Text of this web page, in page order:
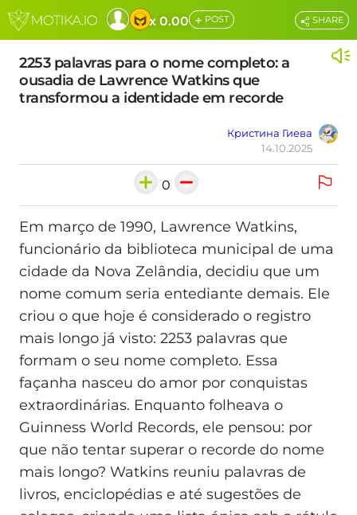
x 0.00 + POST
2253 palavras para o nome completo: a
ousadia de Lawrence Watkins que
transformou a identidade em recorde
Кристина Гиева
14.10.2025
SHARE
0
Em março de 1990, Lawrence Watkins,
funcionário da biblioteca municipal de uma
cidade da Nova Zelândia, decidiu que um
nome comum seria entediante demais. Ele
criou o que hoje é considerado o registro
mais longo já visto: 2253 palavras que
formam o seu nome completo. Essa
façanha nasceu do amor por conquistas
extraordinárias. Enquanto folheava o
Guinness World Records, ele pensou: por
que não tentar superar o recorde do nome
mais longo? Watkins reuniu palavras de
livros, enciclopédias e até sugestões de